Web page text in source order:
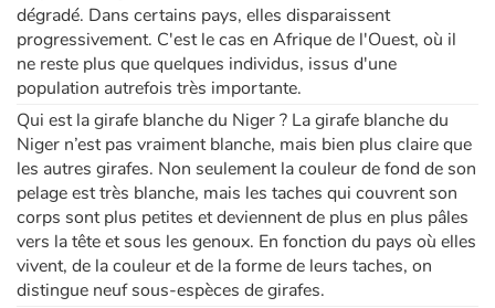
dégradé. Dans certains pays, elles disparaissent
progressivement. C'est le cas en Afrique de l'Ouest, où il
ne reste plus que quelques individus, issus d'une
population autrefois très importante.
Qui est la girafe blanche du Niger ? La girafe blanche du
Niger n’est pas vraiment blanche, mais bien plus claire que
les autres girafes. Non seulement la couleur de fond de son
pelage est très blanche, mais les taches qui couvrent son
corps sont plus petites et deviennent de plus en plus pâles
vers la tête et sous les genoux. En fonction du pays où elles
vivent, de la couleur et de la forme de leurs taches, on
distingue neuf sous-espèces de girafes.